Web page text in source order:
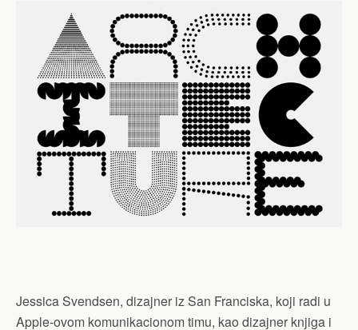
Jessica Svendsen, dizajner iz San Franciska, koji radi u
Apple-ovom komunikacionom timu, kao dizajner knjiga i